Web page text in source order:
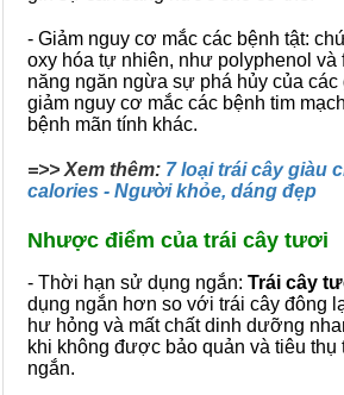
- Giảm nguy cơ mắc các bệnh tật:
oxy hóa tự nhiên, như polyphenol và
năng ngăn ngừa sự phá hủy của
giảm nguy cơ mắc các bệnh tim
bệnh mãn tính khác.
=>> Xem thêm: 7 loại trái cây giàu
calories - Người khỏe, dáng đẹp
Nhược điểm của trái cây tươi
- Thời hạn sử dụng ngắn: Trái cây
dụng ngắn hơn so với trái cây đông
hư hỏng và mất chất dinh dưỡng
khi không được bảo quản và tiêu thụ
ngắn.